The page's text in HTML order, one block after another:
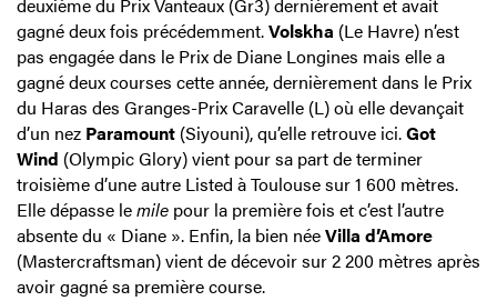
deuxième du Prix Vanteaux (Gr3) dernièrement et avait
gagné deux fois précédemment.Volskha (Le Havre) n’est
pas engagée dans le Prix de Diane Longines mais elle a
gagné deux courses cette année, dernièrement dans le Prix
du Haras des Granges-Prix Caravelle (L) où elle devançait
d’un nez Paramount (Siyouni), qu’elle retrouve ici.Got
Wind (Olympic Glory) vient pour sa part de terminer
troisième d’une autre Listed à Toulouse sur 1 600 mètres.
Elle dépasse lemile pour la première fois et c’est l’autre
absente du « Diane ». Enfin, la bien néeVilla d’Amore
(Mastercraftsman) vient de décevoir sur 2 200 mètres après
avoir gagné sa première course.